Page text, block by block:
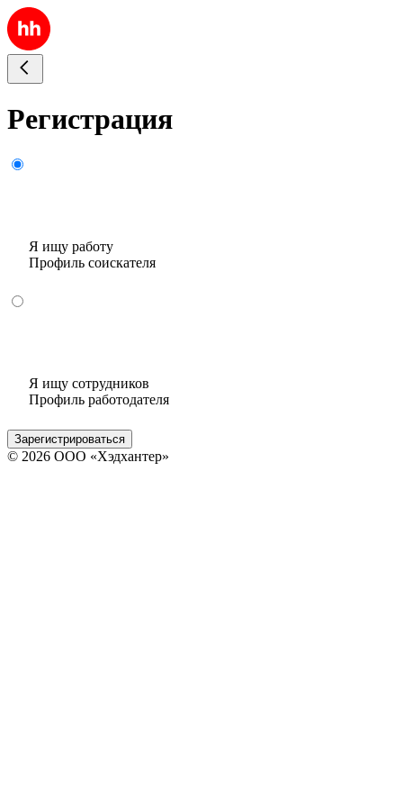
Регистрация
Я ищу работу
Профиль соискателя
Я ищу сотрудников
Профиль работодателя
Зарегистрироваться
© 2026 ООО «Хэдхантер»